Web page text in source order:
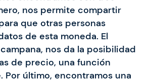
nos permite compartir
que otras personas
de esta moneda. El
nos da la posibilidad
de precio, una función
Por último, encontramos una